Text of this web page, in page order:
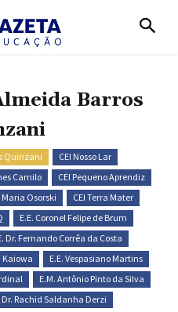
Barros
Quinzani
CEI Nosso Lar
Camilo
CEI Pequeno Aprendiz
Maria Osorski
CEI Terra Mater
E.E. Coronel Felipe de Brum
Dr. Fernando Corrêa da Costa
Kaiowa
E.E. Vespasiano Martins
E.M. Antônio Pinto da Silva
Dr. Rachid Saldanha Derzi